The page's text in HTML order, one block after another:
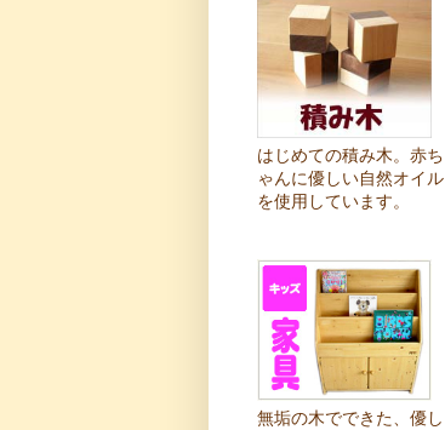
はじめての積み木。赤ち
ゃんに優しい自然オイル
を使用しています。
無垢の木でできた、優し